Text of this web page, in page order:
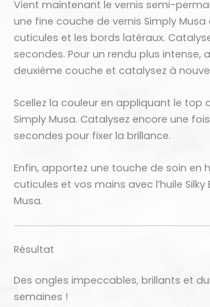
Vient maintenant le vernis semi-
une fine couche de vernis Simply Musa
cuticules et les bords latéraux.
secondes. Pour un rendu plus intense,
deuxième couche et catalysez à
Scellez la couleur en appliquant le top
Simply Musa. Catalysez encore une
secondes pour fixer la brillance.
Enfin, apportez une touche de soin en
cuticules et vos mains avec l’huile Silky
Musa.
Résultat
Des ongles impeccables, brillants et
semaines !